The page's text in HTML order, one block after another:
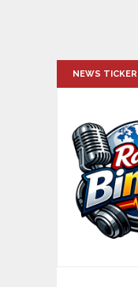
NEWS TICKER